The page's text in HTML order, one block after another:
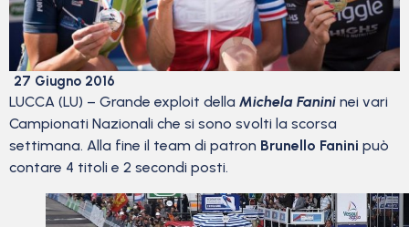
27 Giugno 2016
LUCCA (LU) – Grande exploit della Michela Fanini nei vari
Campionati Nazionali che si sono svolti la scorsa
settimana. Alla fine il team di patron Brunello Fanini può
contare 4 titoli e 2 secondi posti.